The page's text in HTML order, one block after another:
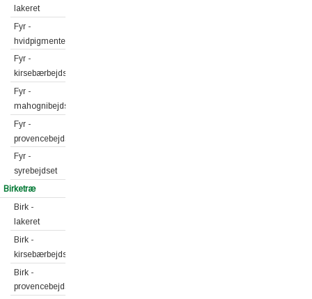
lakeret
Fyr -
hvidpigmenteret
Fyr -
kirsebærbejdset
Fyr -
mahognibejdset
Fyr -
provencebejdset
Fyr -
syrebejdset
Birketræ
Birk -
lakeret
Birk -
kirsebærbejdset
Birk -
provencebejdset